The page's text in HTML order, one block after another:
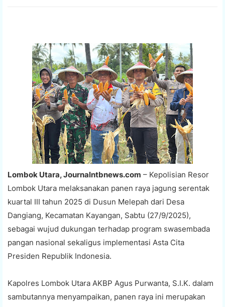
Lombok Utara, Journalntbnews.com – Kepolisian Resor
Lombok Utara melaksanakan panen raya jagung serentak
kuartal III tahun 2025 di Dusun Melepah dari Desa
Dangiang, Kecamatan Kayangan, Sabtu (27/9/2025),
sebagai wujud dukungan terhadap program swasembada
pangan nasional sekaligus implementasi Asta Cita
Presiden Republik Indonesia.
Kapolres Lombok Utara AKBP Agus Purwanta, S.I.K. dalam
sambutannya menyampaikan, panen raya ini merupakan